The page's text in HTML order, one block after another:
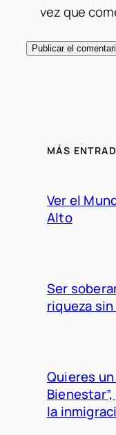
vez que
MÁS
Ver el
Alto
Ser
riqueza
Quieres
la